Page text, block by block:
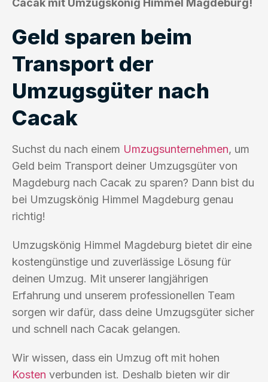
Cacak mit Umzugskönig Himmel Magdeburg!
Geld sparen beim
Transport der
Umzugsgüter nach
Cacak
Suchst du nach einem Umzugsunternehmen, um
Geld beim Transport deiner Umzugsgüter von
Magdeburg nach Cacak zu sparen? Dann bist du
bei Umzugskönig Himmel Magdeburg genau
richtig!
Umzugskönig Himmel Magdeburg bietet dir eine
kostengünstige und zuverlässige Lösung für
deinen Umzug. Mit unserer langjährigen
Erfahrung und unserem professionellen Team
sorgen wir dafür, dass deine Umzugsgüter sicher
und schnell nach Cacak gelangen.
Wir wissen, dass ein Umzug oft mit hohen
Kosten verbunden ist. Deshalb bieten wir dir